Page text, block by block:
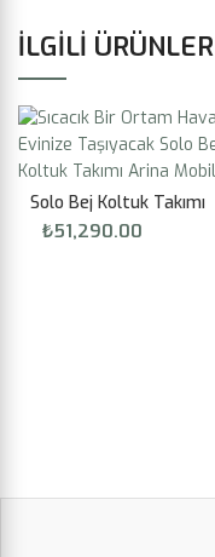
İLGILI ÜRÜNLER
Solo Bej Koltuk Takımı
₺51,290.00